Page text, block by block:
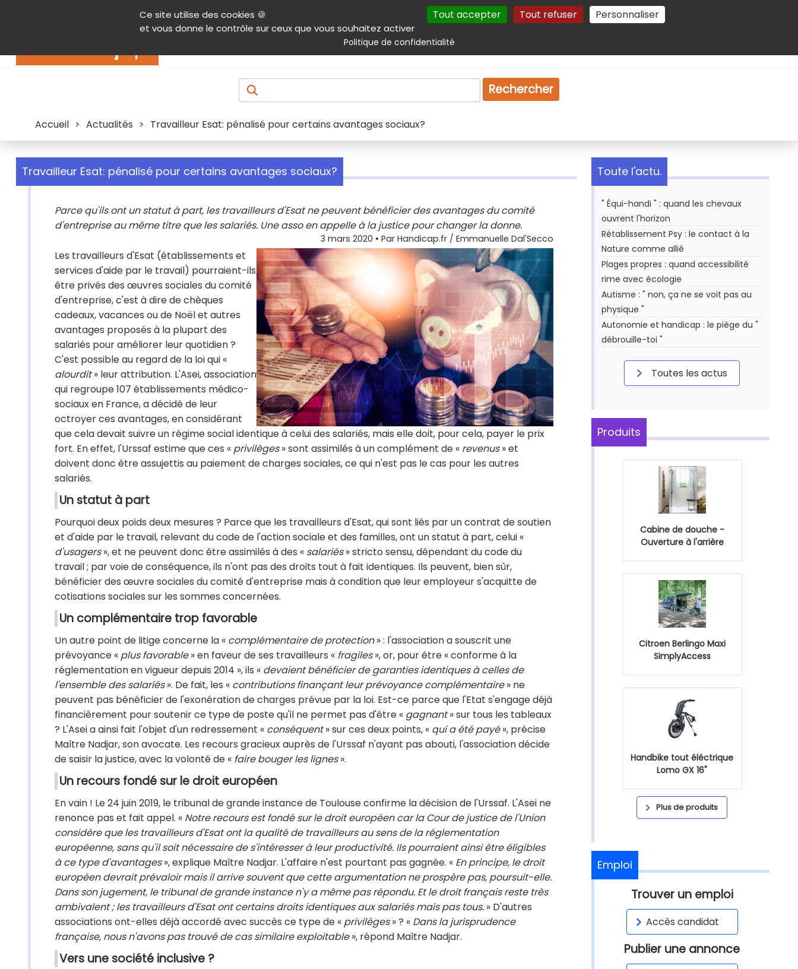
Ce site utilise des cookies 🍪
et vous donne le contrôle sur ceux que vous souhaitez activer
Tout accepter Tout refuser Personnaliser
Politique de confidentialité
Contenu Aide et accessibilité Menu principal Autres services Plan du site Gestion des cookies
Produits & services Emploi Droit
Rechercher
Accueil > Actualités > Travailleur Esat: pénalisé pour certains avantages sociaux?
Travailleur Esat: pénalisé pour certains avantages sociaux?
Parce qu'ils ont un statut à part, les travailleurs d'Esat ne peuvent bénéficier des avantages du comité
d'entreprise au même titre que les salariés. Une asso en appelle à la justice pour changer la donne.
3 mars 2020 • Par Handicap.fr / Emmanuelle Dal'Secco
Les travailleurs d'Esat (établissements et
services d'aide par le travail) pourraient-ils
être privés des œuvres sociales du comité
d'entreprise, c'est à dire de chèques
cadeaux, vacances ou de Noël et autres
avantages proposés à la plupart des
salariés pour améliorer leur quotidien ?
C'est possible au regard de la loi qui «
alourdit» leur attribution. L'Asei, association
qui regroupe 107 établissements médico-
sociaux en France, a décidé de leur
octroyer ces avantages, en considérant
que cela devait suivre un régime social identique à celui des salariés, mais elle doit, pour cela, payer le prix
fort. En effet, l'Urssaf estime que ces « privilèges» sont assimilés à un complément de « revenus» et
doivent donc être assujettis au paiement de charges sociales, ce qui n'est pas le cas pour les autres
salariés.
Un statut à part
Pourquoi deux poids deux mesures ? Parce que les travailleurs d'Esat, qui sont liés par un contrat de soutien
et d'aide par le travail, relevant du code de l'action sociale et des familles, ont un statut à part, celui «
d'usagers», et ne peuvent donc être assimilés à des « salariés» stricto sensu, dépendant du code du
travail ; par voie de conséquence, ils n'ont pas des droits tout à fait identiques. Ils peuvent, bien sûr,
bénéficier des œuvre sociales du comité d'entreprise mais à condition que leur employeur s'acquitte de
cotisations sociales sur les sommes concernées.
Un complémentaire trop favorable
Un autre point de litige concerne la « complémentaire de protection» : l'association a souscrit une
prévoyance « plus favorable» en faveur de ses travailleurs « fragiles», or, pour être « conforme à la
réglementation en vigueur depuis 2014 », ils « devaient bénéficier de garanties identiques à celles de
l'ensemble des salariés». De fait, les « contributions finançant leur prévoyance complémentaire» ne
peuvent pas bénéficier de l'exonération de charges prévue par la loi. Est-ce parce que l'Etat s'engage déjà
financièrement pour soutenir ce type de poste qu'il ne permet pas d'être « gagnant» sur tous les tableaux
? L'Asei a ainsi fait l'objet d'un redressement « conséquent» sur ces deux points, « qui a été payé», précise
Maître Nadjar, son avocate. Les recours gracieux auprès de l'Urssaf n'ayant pas abouti, l'association décide
de saisir la justice, avec la volonté de « faire bouger les lignes».
Un recours fondé sur le droit européen
En vain ! Le 24 juin 2019, le tribunal de grande instance de Toulouse confirme la décision de l'Urssaf. L'Asei ne
renonce pas et fait appel. « Notre recours est fondé sur le droit européen car la Cour de justice de l'Union
considère que les travailleurs d'Esat ont la qualité de travailleurs au sens de la réglementation
européenne, sans qu'il soit nécessaire de s'intéresser à leur productivité. Ils pourraient ainsi être éligibles
à ce type d'avantages», explique Maître Nadjar. L'affaire n'est pourtant pas gagnée. « En principe, le droit
européen devrait prévaloir mais il arrive souvent que cette argumentation ne prospère pas, poursuit-elle.
Dans son jugement, le tribunal de grande instance n'y a même pas répondu. Et le droit français reste très
ambivalent ; les travailleurs d'Esat ont certains droits identiques aux salariés mais pas tous. » D'autres
associations ont-elles déjà accordé avec succès ce type de « privilèges» ? « Dans la jurisprudence
française, nous n'avons pas trouvé de cas similaire exploitable», répond Maître Nadjar.
Vers une société inclusive ?
Toute l'actu.
" Équi-handi " : quand les chevaux
ouvrent l'horizon
Rétablissement Psy : le contact à la
Nature comme allié
Plages propres : quand accessibilité
rime avec écologie
Autisme : " non, ça ne se voit pas au
physique "
Autonomie et handicap : le piège du "
débrouille-toi "
Toutes les actus
Produits
Cabine de douche -
Ouverture à l'arrière
Citroen Berlingo Maxi
SimplyAccess
Handbike tout éléctrique
Lomo GX 16"
Plus de produits
Emploi
Trouver un emploi
Accès candidat
Publier une annonce